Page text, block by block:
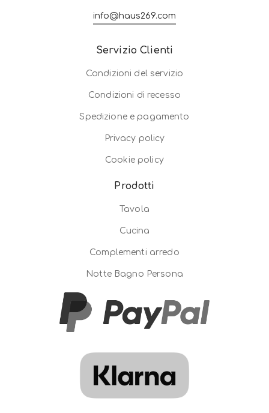
info@haus269.com
Servizio Clienti
Condizioni del servizio
Condizioni di recesso
Spedizione e pagamento
Privacy policy
Cookie policy
Prodotti
Tavola
Cucina
Complementi arredo
Notte Bagno Persona